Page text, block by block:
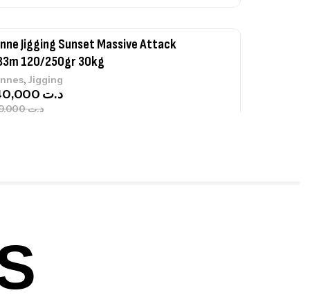
Jigging Sunset Massive Attack
120/250gr 30kg
,Jigging
د.ت379,000
د.ت
3 Branches Inox T26S/35